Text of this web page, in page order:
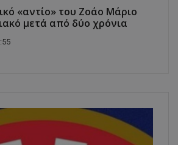
«αντίο» του Ζοάο Μάριο
μετά από δύο χρόνια